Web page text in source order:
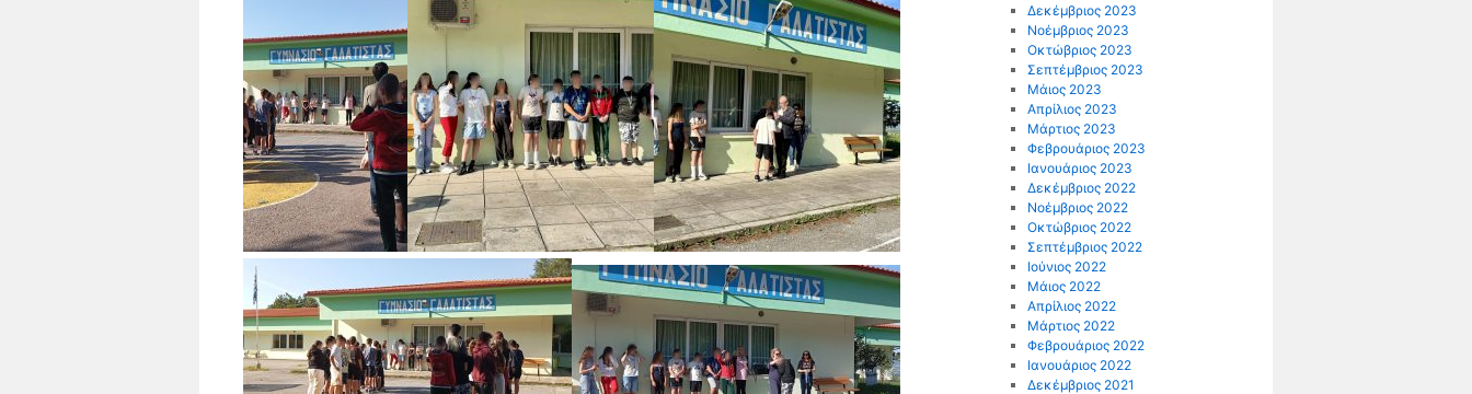
Δεκέμβριος 2023
Νοέμβριος 2023
Οκτώβριος 2023
Σεπτέμβριος 2023
Μάιος 2023
Απρίλιος 2023
Μάρτιος 2023
Φεβρουάριος 2023
Ιανουάριος 2023
Δεκέμβριος 2022
Νοέμβριος 2022
Οκτώβριος 2022
Σεπτέμβριος 2022
Ιούνιος 2022
Μάιος 2022
Απρίλιος 2022
Μάρτιος 2022
Φεβρουάριος 2022
Ιανουάριος 2022
Δεκέμβριος 2021